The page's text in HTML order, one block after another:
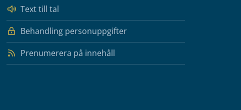
Text till tal
Behandling personuppgifter
Prenumerera på innehåll